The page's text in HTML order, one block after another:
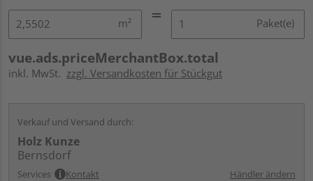
m² Paket(e)
vue.ads.priceMerchantBox.total
inkl. MwSt. zzgl. Versandkosten für Stückgut
Verkauf und Versand durch:
Holz Kunze
Bernsdorf
Services Kontakt Händler ändern